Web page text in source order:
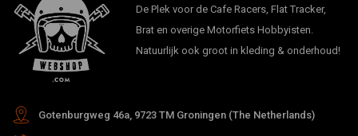
De Plek voor de Cafe Racers, Flat Tracker,
Brat en overige Motorfiets Hobbyisten.
Natuurlijk ook groot in kleding & onderhoud!
Gotenburgweg 46a, 9723 TM Groningen (The Netherlands)